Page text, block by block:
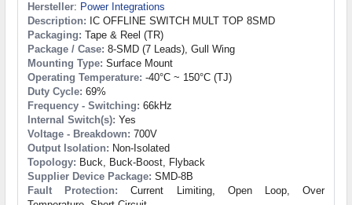
Hersteller: Power Integrations
Description: IC OFFLINE SWITCH MULT TOP 8SMD
Packaging: Tape & Reel (TR)
Package / Case: 8-SMD (7 Leads), Gull Wing
Mounting Type: Surface Mount
Operating Temperature: -40°C ~ 150°C (TJ)
Duty Cycle: 69%
Frequency - Switching: 66kHz
Internal Switch(s): Yes
Voltage - Breakdown: 700V
Output Isolation: Non-Isolated
Topology: Buck, Buck-Boost, Flyback
Supplier Device Package: SMD-8B
Fault Protection: Current Limiting, Open Loop, Over